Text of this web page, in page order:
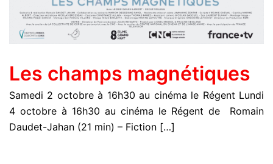
Les champs magnétiques
Samedi 2 octobre à 16h30 au cinéma le Régent Lundi
4 octobre à 16h30 au cinéma le Régent de Romain
Daudet-Jahan (21 min) – Fiction […]